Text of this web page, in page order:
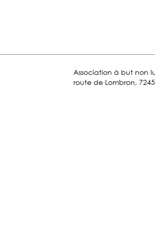
Association à but non
route de Lombron,